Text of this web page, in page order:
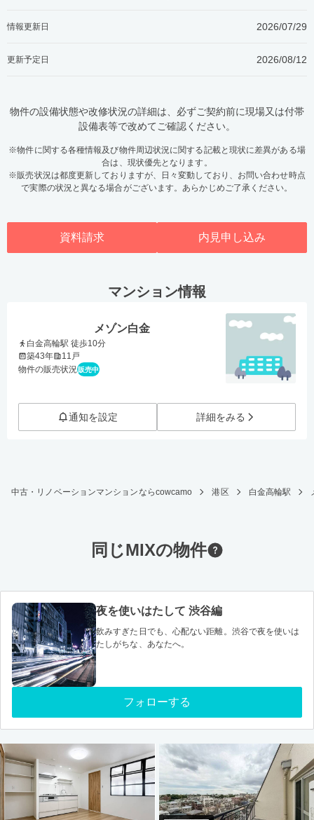
情報更新日 2026/07/29
更新予定日 2026/08/12
物件の設備状態や改修状況の詳細は、必ずご契約前に現場又は付帯
設備表等で改めてご確認ください。
※物件に関する各種情報及び物件周辺状況に関する記載と現状に差異がある場
合は、現状優先となります。
※販売状況は都度更新しておりますが、日々変動しており、お問い合わせ時点
で実際の状況と異なる場合がございます。あらかじめご了承ください。
資料請求 内見申し込み
マンション情報
メゾン白金
白金高輪駅 徒歩10分
築43年
11戸
物件の販売状況販売中
通知を設定 詳細をみる
中古・リノベーションマンションならcowcamo 港区 白金高輪駅
同じMIXの物件
夜を使いはたして 渋谷編
飲みすぎた日でも、心配ない距離。渋谷で夜を使いは
たしがちな、あなたへ。
フォローする